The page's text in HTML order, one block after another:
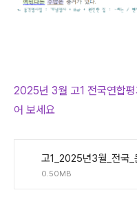
2025년 3월 고1 전국연합
어 보세요
고1_2025년3월_전국
0.50MB